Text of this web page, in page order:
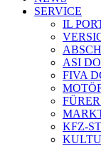
SERVICE
IL
ASI
FIVA
KFZ-